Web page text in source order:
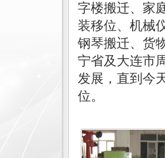
字楼搬迁、家
装移位、机械
钢琴搬迁、货
宁省及大连市
发展，直到今
位。